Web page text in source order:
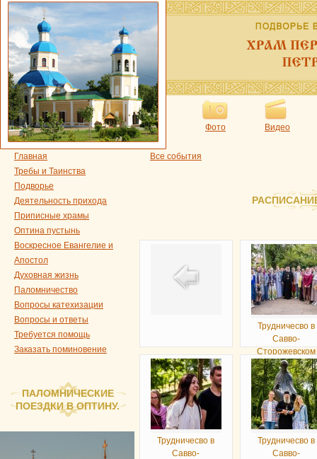
Фото Видео
Главная
Требы и Таинства
Подворье
Деятельность прихода
Приписные храмы
Оптина пустынь
Воскресное Евангелие и
Апостол
Духовная жизнь
Паломничество
Вопросы катехизации
Вопросы и ответы
Требуется помощь
Заказать поминовение
ПАЛОМНИЧЕСКИЕ
ПОЕЗДКИ В ОПТИНУ.
Все события
Трудничесво в
Савво-
Сторожевском
монастыре
Трудничесво в
Савво-
Трудничесво в
Савво-